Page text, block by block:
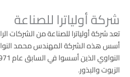
شركة أولياترا للصناعة
تعد شركة أولياترا للصناعة من الشركات
أسس هذه الشركة المهندس محمد
الزيوت والبذور.